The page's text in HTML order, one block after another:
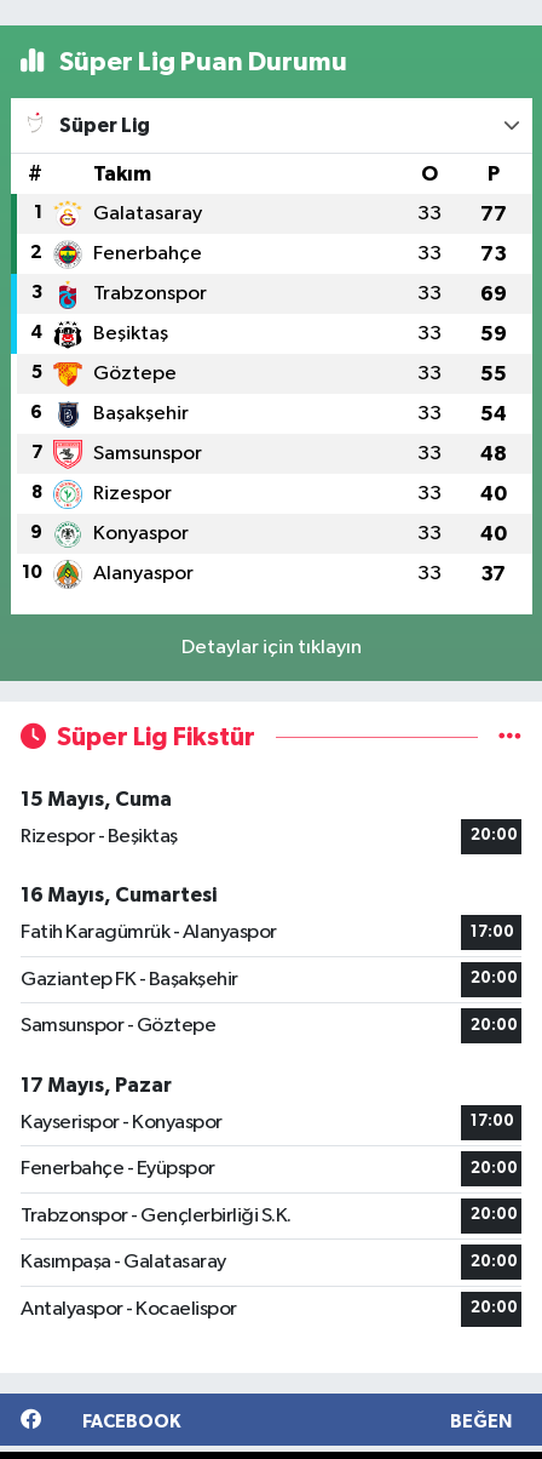
Süper Lig Puan Durumu
Süper Lig
# Takım O P
1 Galatasaray 33 77
2 Fenerbahçe 33 73
3 Trabzonspor 33 69
4 Beşiktaş 33 59
5 Göztepe 33 55
6 Başakşehir 33 54
7 Samsunspor 33 48
8 Rizespor 33 40
9 Konyaspor 33 40
10 Alanyaspor 33 37
Detaylar için tıklayın
Süper Lig Fikstür
15 Mayıs, Cuma
Rizespor - Beşiktaş
20:00
16 Mayıs, Cumartesi
Fatih Karagümrük - Alanyaspor
17:00
Gaziantep FK - Başakşehir 20:00
Samsunspor - Göztepe 20:00
17 Mayıs, Pazar
Kayserispor - Konyaspor
17:00
Fenerbahçe - Eyüpspor 20:00
Trabzonspor - Gençlerbirliği S.K. 20:00
Kasımpaşa - Galatasaray 20:00
Antalyaspor - Kocaelispor 20:00
FACEBOOK BEĞEN